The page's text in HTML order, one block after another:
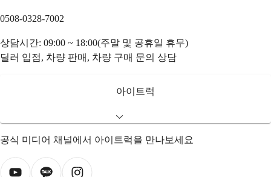
0508-0328-7002
상담시간: 09:00 ~ 18:00(주말 및 공휴일 휴무)
딜러 입점, 차량 판매, 차량 구매 문의 상담
아이트럭
공식 미디어 채널에서 아이트럭을 만나보세요